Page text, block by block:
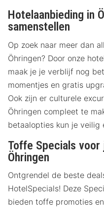
Hotelaanbieding in
samenstellen
Op zoek naar meer dan
Öhringen? Door onze
maak je je verblijf nog
momentjes en gratis
Ook zijn er culturele
Öhringen compleet te
betaalopties kun je veilig
Toffe Specials
Öhringen
Ontgrendel de beste
HotelSpecials! Deze
bieden toffe promoties